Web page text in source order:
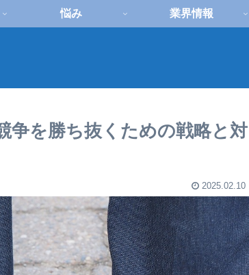
悩み 業界情報
争を勝ち抜くための戦略と対
2025.02.10